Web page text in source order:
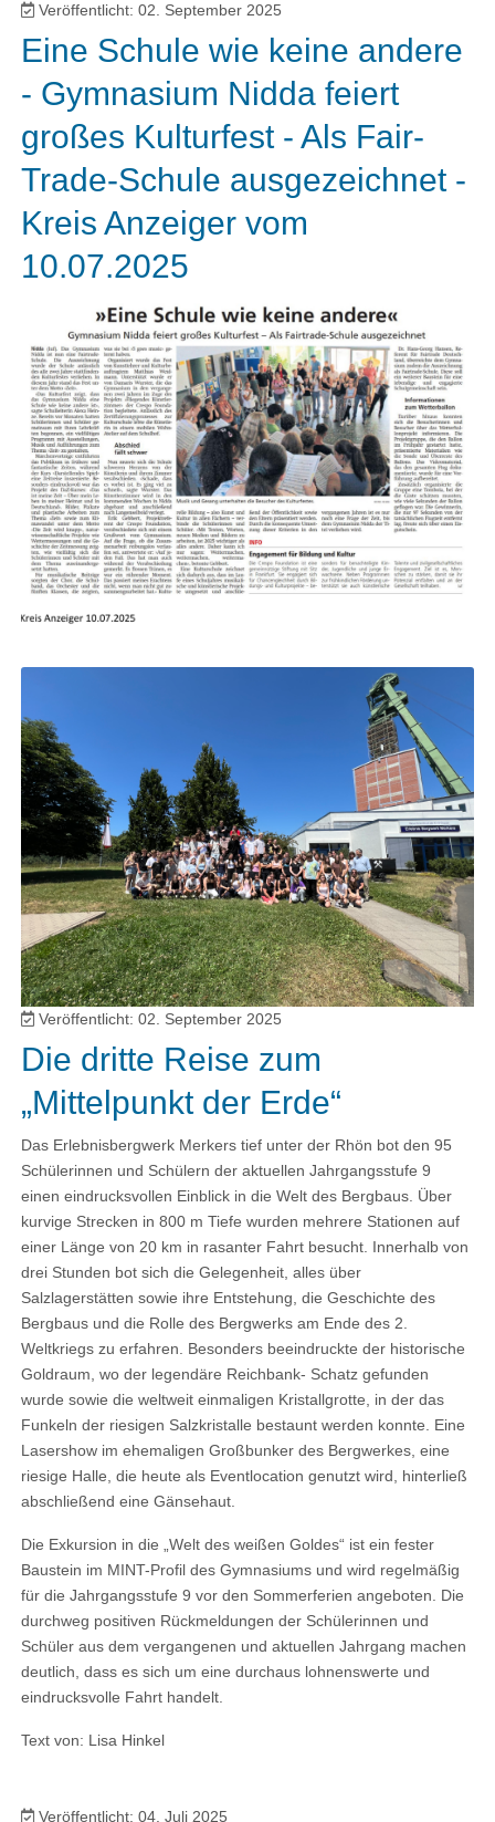
Veröffentlicht: 02. September 2025
Eine Schule wie keine andere
- Gymnasium Nidda feiert
großes Kulturfest - Als Fair-
Trade-Schule ausgezeichnet -
Kreis Anzeiger vom
10.07.2025
Veröffentlicht: 02. September 2025
Die dritte Reise zum
„Mittelpunkt der Erde“
Das Erlebnisbergwerk Merkers tief unter der Rhön bot den 95
Schülerinnen und Schülern der aktuellen Jahrgangsstufe 9
einen eindrucksvollen Einblick in die Welt des Bergbaus. Über
kurvige Strecken in 800 m Tiefe wurden mehrere Stationen auf
einer Länge von 20 km in rasanter Fahrt besucht. Innerhalb von
drei Stunden bot sich die Gelegenheit, alles über
Salzlagerstätten sowie ihre Entstehung, die Geschichte des
Bergbaus und die Rolle des Bergwerks am Ende des 2.
Weltkriegs zu erfahren. Besonders beeindruckte der historische
Goldraum, wo der legendäre Reichbank- Schatz gefunden
wurde sowie die weltweit einmaligen Kristallgrotte, in der das
Funkeln der riesigen Salzkristalle bestaunt werden konnte. Eine
Lasershow im ehemaligen Großbunker des Bergwerkes, eine
riesige Halle, die heute als Eventlocation genutzt wird, hinterließ
abschließend eine Gänsehaut.
Die Exkursion in die „Welt des weißen Goldes“ ist ein fester
Baustein im MINT-Profil des Gymnasiums und wird regelmäßig
für die Jahrgangsstufe 9 vor den Sommerferien angeboten. Die
durchweg positiven Rückmeldungen der Schülerinnen und
Schüler aus dem vergangenen und aktuellen Jahrgang machen
deutlich, dass es sich um eine durchaus lohnenswerte und
eindrucksvolle Fahrt handelt.
Text von: Lisa Hinkel
Veröffentlicht: 04. Juli 2025